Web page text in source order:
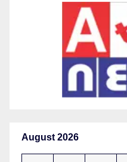
August 2026